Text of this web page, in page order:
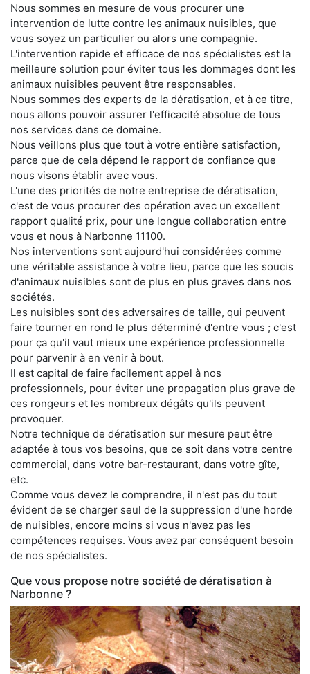
Nous sommes en mesure de vous procurer une
intervention de lutte contre les animaux nuisibles, que
vous soyez un particulier ou alors une compagnie.
L'intervention rapide et efficace de nos spécialistes est la
meilleure solution pour éviter tous les dommages dont les
animaux nuisibles peuvent être responsables.
Nous sommes des experts de la dératisation, et à ce titre,
nous allons pouvoir assurer l'efficacité absolue de tous
nos services dans ce domaine.
Nous veillons plus que tout à votre entière satisfaction,
parce que de cela dépend le rapport de confiance que
nous visons établir avec vous.
L'une des priorités de notre entreprise de dératisation,
c'est de vous procurer des opération avec un excellent
rapport qualité prix, pour une longue collaboration entre
vous et nous à Narbonne 11100.
Nos interventions sont aujourd'hui considérées comme
une véritable assistance à votre lieu, parce que les soucis
d'animaux nuisibles sont de plus en plus graves dans nos
sociétés.
Les nuisibles sont des adversaires de taille, qui peuvent
faire tourner en rond le plus déterminé d'entre vous ; c'est
pour ça qu'il vaut mieux une expérience professionnelle
pour parvenir à en venir à bout.
Il est capital de faire facilement appel à nos
professionnels, pour éviter une propagation plus grave de
ces rongeurs et les nombreux dégâts qu'ils peuvent
provoquer.
Notre technique de dératisation sur mesure peut être
adaptée à tous vos besoins, que ce soit dans votre centre
commercial, dans votre bar-restaurant, dans votre gîte,
etc.
Comme vous devez le comprendre, il n'est pas du tout
évident de se charger seul de la suppression d'une horde
de nuisibles, encore moins si vous n'avez pas les
compétences requises. Vous avez par conséquent besoin
de nos spécialistes.
Que vous propose notre société de dératisation à
Narbonne ?